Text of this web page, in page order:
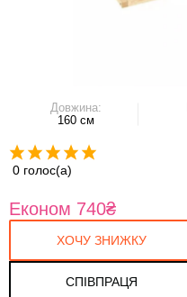
Довжина:
160 см
0 голос(а)
Економ 740₴
СПІВПРАЦЯ
ХОЧУ ЗНИЖКУ